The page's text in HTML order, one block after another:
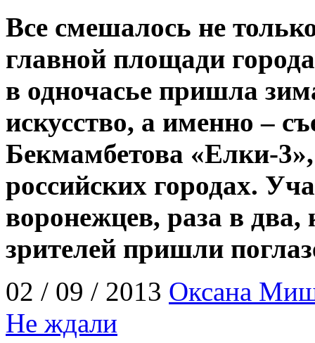
Все смешалось не
главной площади
в одночасье пришла
искусство, а именно –
Бекмамбетова «Елки-
российских городах.
воронежцев, раза в
зрителей пришли
02 / 09 / 2013 Оксана
Не ждали